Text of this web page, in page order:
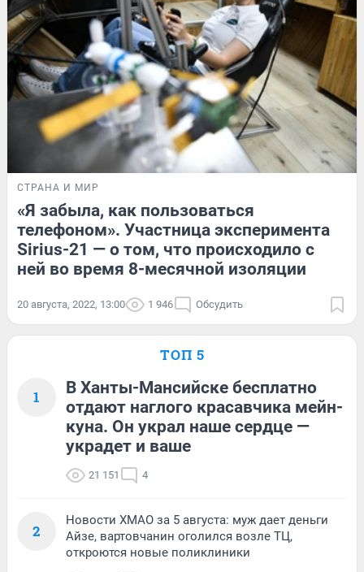
СТРАНА И МИР
«Я забыла, как пользоваться
телефоном». Участница эксперимента
Sirius-21 — о том, что происходило с
ней во время 8-месячной изоляции
20 августа, 2022, 13:00 1 946 Обсудить
ТОП 5
1
В Ханты-Мансийске бесплатно
отдают наглого красавчика мейн-
куна. Он украл наше сердце —
украдет и ваше
21 151 4
2
Новости ХМАО за 5 августа: муж дает деньги
Айзе, вартовчанин оголился возле ТЦ,
откроются новые поликлиники